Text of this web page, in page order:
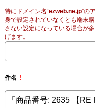
特にドメイン名“ezweb.ne.jp”の
身で設定されていなくとも端末
さない設定になっている場合が
げます。
件名 !